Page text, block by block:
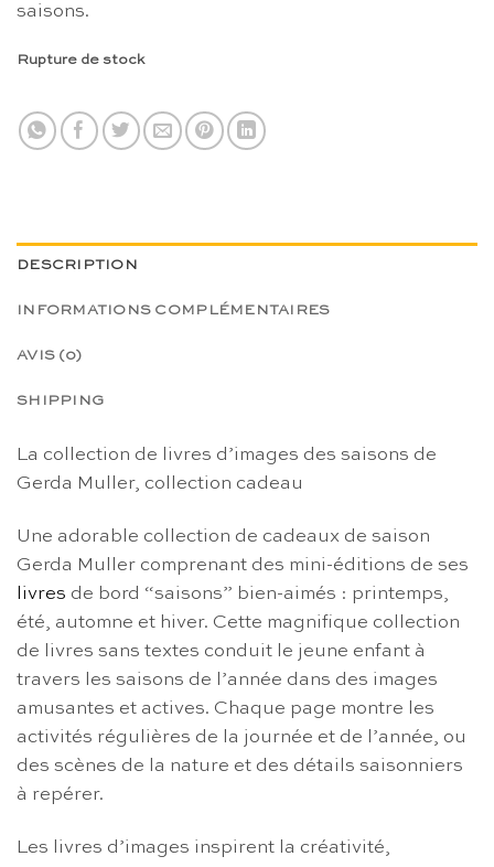
saisons.
Rupture de stock
DESCRIPTION
INFORMATIONS COMPLÉMENTAIRES
AVIS (0)
SHIPPING
La collection de livres d’images des saisons de
Gerda Muller, collection cadeau
Une adorable collection de cadeaux de saison
Gerda Muller comprenant des mini-éditions de ses
livres de bord “saisons” bien-aimés : printemps,
été, automne et hiver. Cette magnifique collection
de livres sans textes conduit le jeune enfant à
travers les saisons de l’année dans des images
amusantes et actives. Chaque page montre les
activités régulières de la journée et de l’année, ou
des scènes de la nature et des détails saisonniers
à repérer.
Les livres d’images inspirent la créativité,